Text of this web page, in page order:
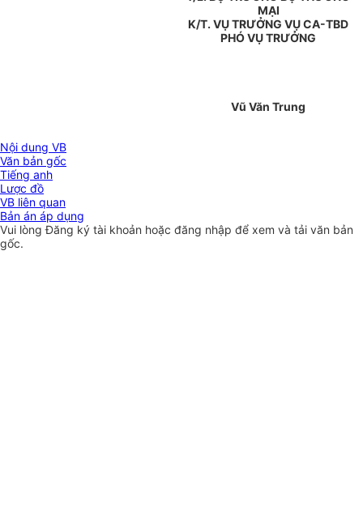
MẠI
K/T. VỤ TRƯỞNG VỤ CA-TBD
PHÓ VỤ TRƯỞNG
Vũ Văn Trung
Nội dung VB
Văn bản gốc
Tiếng anh
Lược đồ
VB liên quan
Bản án áp dụng
Vui lòngĐăng ký tài khoản hoặc đăng nhập để xem và tải văn bản
gốc.